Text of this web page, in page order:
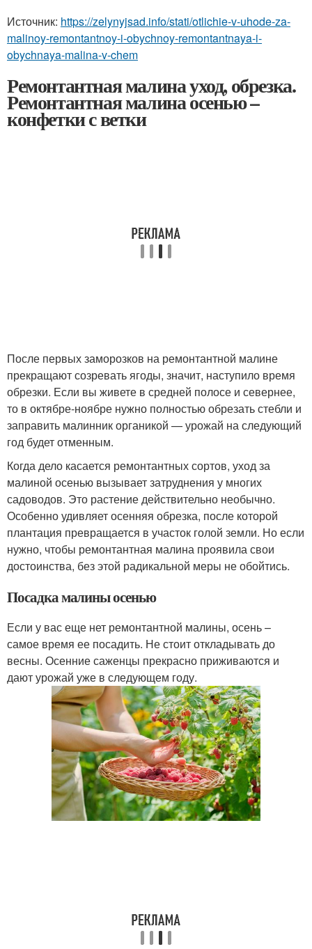
Источник: https://zelynyjsad.info/stati/otlichie-v-uhode-za-
malinoy-remontantnoy-i-obychnoy-remontantnaya-i-
obychnaya-malina-v-chem
Ремонтантная малина уход, обрезка.
Ремонтантная малина осенью –
конфетки с ветки
После первых заморозков на ремонтантной малине
прекращают созревать ягоды, значит, наступило время
обрезки. Если вы живете в средней полосе и севернее,
то в октябре-ноябре нужно полностью обрезать стебли и
заправить малинник органикой — урожай на следующий
год будет отменным.
Когда дело касается ремонтантных сортов, уход за
малиной осенью вызывает затруднения у многих
садоводов. Это растение действительно необычно.
Особенно удивляет осенняя обрезка, после которой
плантация превращается в участок голой земли. Но если
нужно, чтобы ремонтантная малина проявила свои
достоинства, без этой радикальной меры не обойтись.
Посадка малины осенью
Если у вас еще нет ремонтантной малины, осень –
самое время ее посадить. Не стоит откладывать до
весны. Осенние саженцы прекрасно приживаются и
дают урожай уже в следующем году.